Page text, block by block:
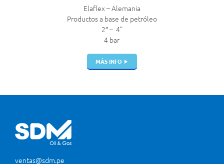
Elaflex – Alemania
Productos a base de petróleo
2″ – 4”
4 bar
MÁS INFO
ventas@sdm.pe